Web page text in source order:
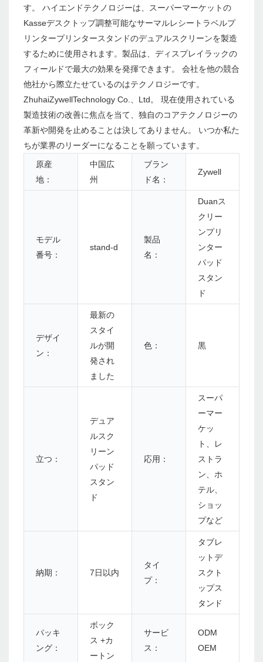
す。 ハイエンドテクノロジーは、スーパーマーケットの
Kasseデスクトップ調整可能なサーマルレシートラベルプ
リンタープリンタースタンドのデュアルスクリーンを製造
するために使用されます。製品は、ディスプレイラックの
フィールドで最大の効果を発揮できます。 会社を他の競合
他社から際立たせているのはテクノロジーです。
ZhuhaiZywellTechnology Co.、Ltd。 現在使用されている
製造技術の改善に焦点を当て、独自のコアテクノロジーの
革新や開発を止めることは決してありません。 いつか私た
ちが業界のリーダーになることを願っています。
原産
地：
中国広
州
ブラン
ド名：
Zywell
モデル
番号：
stand-d
製品
名：
Duanス
クリー
ンプリ
ンター
パッド
スタン
ド
デザイ
ン：
最新の
スタイ
ルが開
発され
ました
色： 黒
立つ：
デュア
ルスク
リーン
パッド
スタン
ド
応用：
スーパ
ーマー
ケッ
ト、レ
ストラ
ン、ホ
テル、
ショッ
プなど
納期： 7日以内
タイ
プ：
タブレ
ットデ
スクト
ップス
タンド
パッキ
ング：
ボック
ス +カ
ートン
サービ
ス：
ODM
OEM